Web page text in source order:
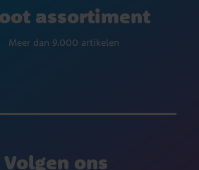
assortiment
Meer dan 9.000 artikelen
Volgen ons